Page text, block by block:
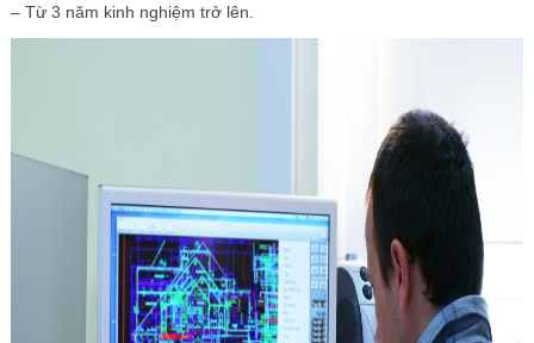
– Từ 3 năm kinh nghiệm trở lên.